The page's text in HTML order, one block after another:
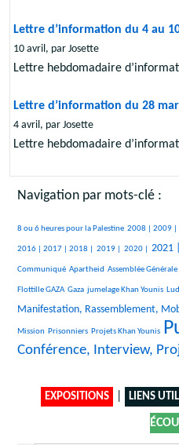
Lettre d’information du 4 au
10 avril, par Josette
Lettre hebdomadaire
Lettre d’information du 28
4 avril, par Josette
Lettre hebdomadaire
Navigation par mots-clé :
401/2431
8 ou 6 heures pour la Palestine
212/2431 2008 |
156/2431 2009 |
287/2431
301/2431
371/2431
98/2431
414/2431
105/2431
391/2431
2016 |
515/2431
2017 |
143/2431 2018 |
103/2431 2019 |
75/2431 2020 |
849/2431 2021 |
920/2431
374/2431
850/2431
493/2431
Communiqué
28/2431 Apartheid
30/2431 Assemblée Générale
211/2431
49/2431
1358/2431
36/2431
Flottille GAZA
314/2431 Gaza
193/2431 jumelage Khan Younis
259/2431
10/2431
938/2431
Manifestation, Rassemblement,
10/2431
Mission
26/2431Prisonniers
127/2431 Projets Khan Younis
2431/2431
1565/2431
Conférence, Interview,
7/2431
EXPOSITIONS LIENS